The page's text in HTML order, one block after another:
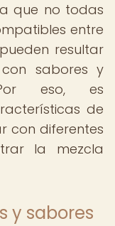
que no todas
entre
resultar
sabores y
eso, es
de
con diferentes
la mezcla
y sabores